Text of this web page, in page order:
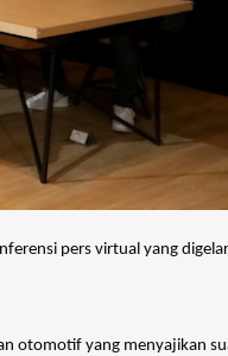
pers virtual yang
otomotif yang menyajikan